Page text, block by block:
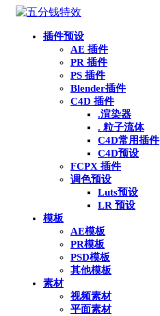
插件预设
AE 插件
PR 插件
PS 插件
Blender插件
C4D 插件
.渲染器
. 粒子流体
C4D常用插件
C4D预设
FCPX 插件
调色预设
Luts预设
LR 预设
模板
AE模板
PR模板
PSD模板
其他模板
素材
视频素材
平面素材